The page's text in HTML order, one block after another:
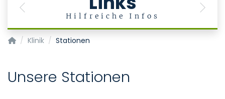
Hilfreiche Infos
Previous Next
Klinik für Pneumologie und Internistische Intensivmedizin
Klinik Stationen
Unsere Stationen